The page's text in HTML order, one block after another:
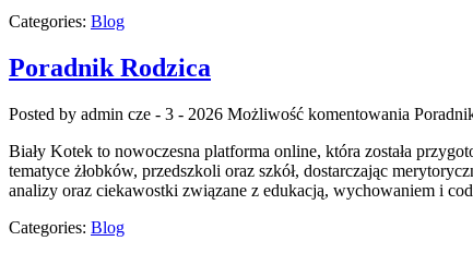
Categories: Blog
Poradnik Rodzica
Posted by admin cze - 3 - 2026 Możliwość komentowania
Biały Kotek to nowoczesna platforma online, która została
tematyce żłobków, przedszkoli oraz szkół, dostarczając
analizy oraz ciekawostki związane z edukacją, wychowaniem i
Categories: Blog